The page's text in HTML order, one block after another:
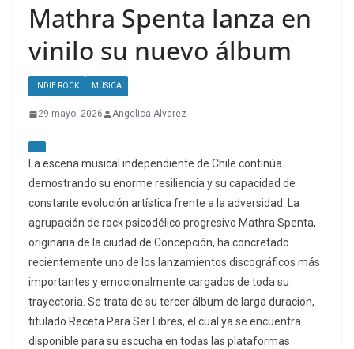
Mathra Spenta lanza en
vinilo su nuevo álbum
INDIE ROCK MÚSICA
29 mayo, 2026 Angelica Alvarez
La escena musical independiente de Chile continúa
demostrando su enorme resiliencia y su capacidad de
constante evolución artística frente a la adversidad. La
agrupación de rock psicodélico progresivo Mathra Spenta,
originaria de la ciudad de Concepción, ha concretado
recientemente uno de los lanzamientos discográficos más
importantes y emocionalmente cargados de toda su
trayectoria. Se trata de su tercer álbum de larga duración,
titulado Receta Para Ser Libres, el cual ya se encuentra
disponible para su escucha en todas las plataformas